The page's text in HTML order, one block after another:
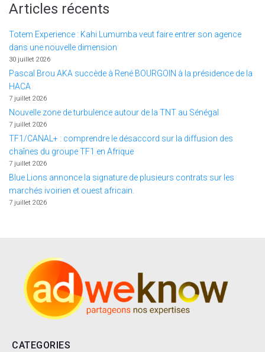
Articles récents
Totem Experience : Kahi Lumumba veut faire entrer son agence
dans une nouvelle dimension
30 juillet 2026
Pascal Brou AKA succède à René BOURGOIN à la présidence de la
HACA
7 juillet 2026
Nouvelle zone de turbulence autour de la TNT au Sénégal
7 juillet 2026
TF1/CANAL+ : comprendre le désaccord sur la diffusion des
chaînes du groupe TF1 en Afrique
7 juillet 2026
Blue Lions annonce la signature de plusieurs contrats sur les
marchés ivoirien et ouest africain.
7 juillet 2026
CATEGORIES